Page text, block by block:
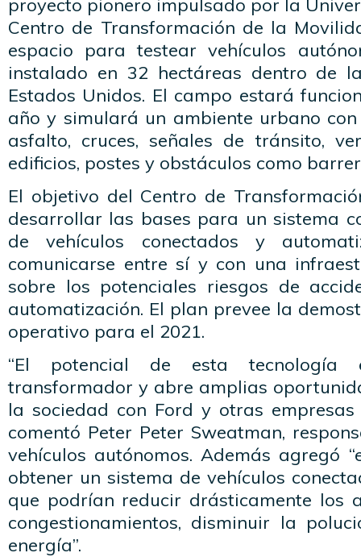
proyecto pionero impulsado por la
Centro de Transformación de la
espacio para testear vehículos
instalado en 32 hectáreas dentro de
Estados Unidos. El campo estará
año y simulará un ambiente urbano
asfalto, cruces, señales de tránsito,
edificios, postes y obstáculos como
El objetivo del Centro de
desarrollar las bases para un sistema
de vehículos conectados y
comunicarse entre sí y con una
sobre los potenciales riesgos de
automatización. El plan prevee la
operativo para el 2021.
“El potencial de esta tecnología
transformador y abre amplias
la sociedad con Ford y otras empresas
comentó Peter Peter Sweatman,
vehículos autónomos. Además agregó
obtener un sistema de vehículos
que podrían reducir drásticamente los
congestionamientos, disminuir la
energía”.